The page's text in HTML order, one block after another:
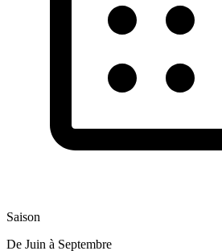
Saison
De Juin à Septembre